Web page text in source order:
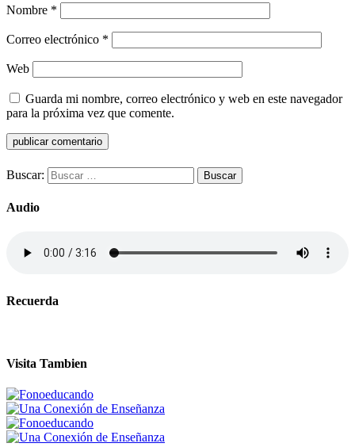
Nombre *
Correo electrónico *
Web
Guarda mi nombre, correo electrónico y web en este navegador
para la próxima vez que comente.
Buscar:
Audio
Recuerda
Visita Tambien